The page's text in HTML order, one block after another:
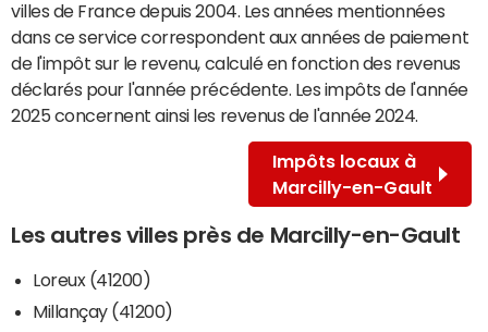
villes de France depuis 2004. Les années mentionnées
dans ce service correspondent aux années de paiement
de l'impôt sur le revenu, calculé en fonction des revenus
déclarés pour l'année précédente. Les impôts de l'année
2025 concernent ainsi les revenus de l'année 2024.
Impôts locaux à
Marcilly-en-Gault
Les autres villes près de Marcilly-en-Gault
Loreux (41200)
Millançay (41200)